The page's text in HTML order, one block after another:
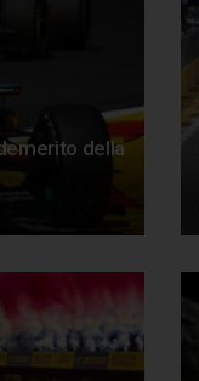
della